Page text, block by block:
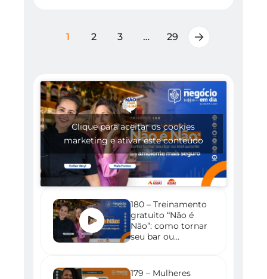
1 2 3 … 29
Clique para aceitar os cookies
marketing e ativar este conteúdo
180 – Treinamento
gratuito “Não é
Não”: como tornar
seu bar ou
seguro
179 – Mulheres